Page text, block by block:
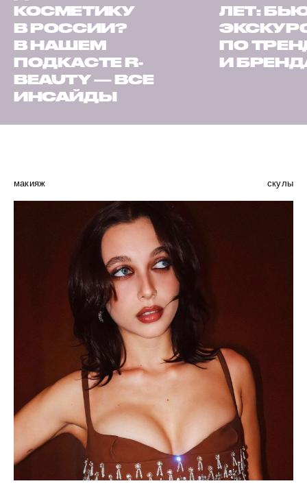
КОСМЕТИКУ
В РОССИИ?
В НАШЕМ
ПОДКАСТЕ R-
BEAUTY — ВСЕ
ИНСАЙДЫ
ЛЕТ:
ПО
И
макияж скулы